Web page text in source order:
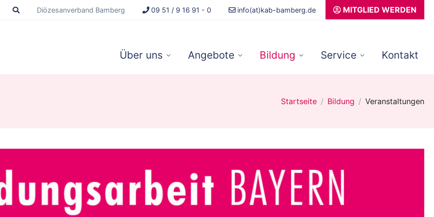
Diözesanverband Bamberg 09 51 / 9 16 91 - 0 info(at)kab-bamberg.de MITGLIED WERDEN
Über uns Angebote Bildung Service Kontakt
Startseite Bildung Veranstaltungen